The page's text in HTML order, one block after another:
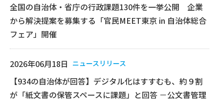
全国の自治体・省庁の行政課題130件を一挙公開 企業
から解決提案を募集する「官民MEET東京 in 自治体総合
フェア」開催
2026年06月18日 ニュースリリース
【934の自治体が回答】デジタル化はすすむも、約９割
が「紙文書の保管スペースに課題」と回答 －公文書管理